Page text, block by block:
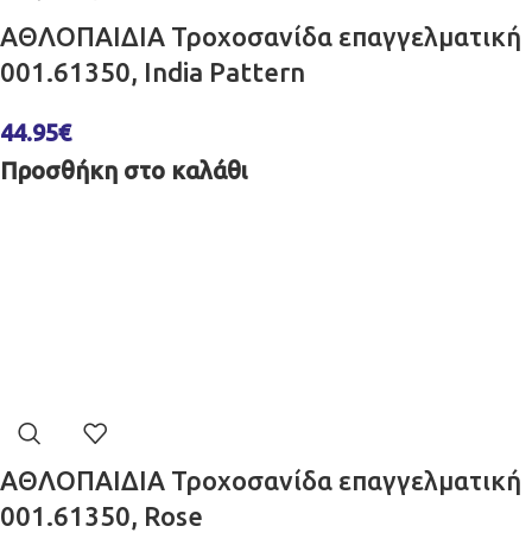
ΑΘΛΟΠΑΙΔΙΑ Τροχοσανίδα επαγγελματική
001.61350, India Pattern
44.95€
Προσθήκη στο καλάθι
ΑΘΛΟΠΑΙΔΙΑ Τροχοσανίδα επαγγελματική
001.61350, Rose